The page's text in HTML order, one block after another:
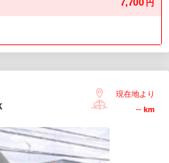
円
現在地より
-- km